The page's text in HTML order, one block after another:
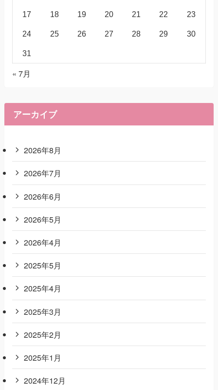
17 18 19 20 21 22 23
24 25 26 27 28 29 30
31
« 7月
アーカイブ
2026年8月
2026年7月
2026年6月
2026年5月
2026年4月
2025年5月
2025年4月
2025年3月
2025年2月
2025年1月
2024年12月